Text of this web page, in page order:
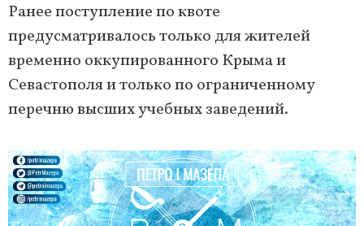
Ранее поступление по квоте
предусматривалось только для жителей
временно оккупированного Крыма и
Севастополя и только по ограниченному
перечню высших учебных заведений.